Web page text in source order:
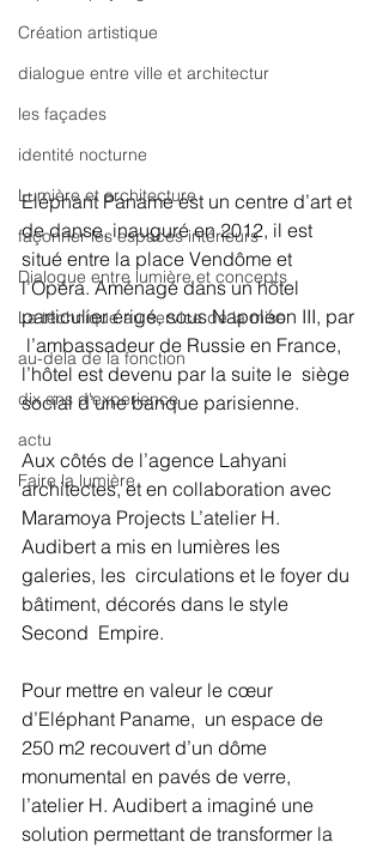
Création artistique
dialogue entre ville et architectur
les façades
identité nocturne
Lumière et architecture
façonner les espaces intérieurs
Dialogue entre lumière et concepts
La technique au service de la mise
au-dela de la fonction
dix ans d'experience
actu
Faire la lumière
Eléphant Paname est un centre d’art et
de danse, inauguré en 2012, il est
situé entre la place Vendôme et
l’Opéra. Aménagé dans un hôtel
particulier érigé, sous Napoléon III, par
l’ambassadeur de Russie en France,
l’hôtel est devenu par la suite le  siège
social d’une banque parisienne.
Aux côtés de l’agence Lahyani
architectes, et en collaboration avec
Maramoya Projects L’atelier H.
Audibert a mis en lumières les
galeries, les  circulations et le foyer du
bâtiment, décorés dans le style
Second  Empire.
Pour mettre en valeur le cœur
d’Eléphant Paname,  un espace de
250 m2 recouvert d’un dôme
monumental en pavés de verre,
l’atelier H. Audibert a imaginé une
solution permettant de transformer la